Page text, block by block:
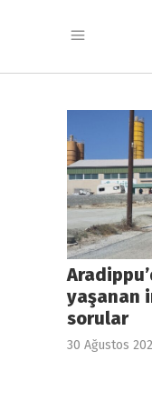
yaşanan
sorular
30 Ağustos